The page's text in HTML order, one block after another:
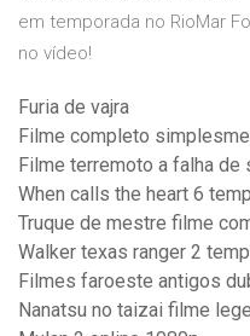
em temporada no RioMar
no vídeo!
Furia de vajra
Filme completo
Filme terremoto a falha de
When calls the heart 6
Truque de mestre filme
Walker texas ranger 2
Filmes faroeste antigos
Nanatsu no taizai filme